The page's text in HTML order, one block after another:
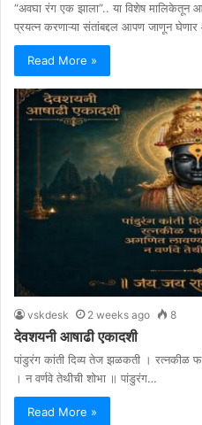
“अवघा रंग एक झाला”.. या विशेष मालिकेतून
प्रयत्न करणाऱ्या संतांबद्दल आपण जाणून
Read More »
vskdesk 2 weeks ago 8
देवशयनी आषाढी एकादशी
पांडुरंग कांती दिव्य तेज झळकती । रत्नकीळ
। न वर्णवे तेथीची शोभा ॥ पांडुरंग…
Read More »